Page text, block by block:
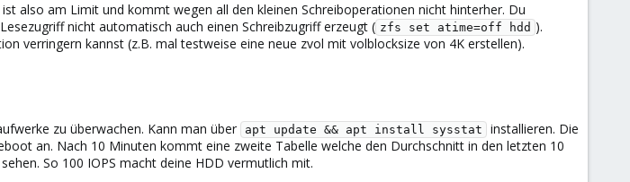
also am Limit und kommt wegen all den kleinen Schreiboperationen nicht hinterher. Du
nicht automatisch auch einen Schreibzugriff erzeugt ( zfs set atime=off hdd ).
verringern kannst (z.B. mal testweise eine neue zvol mit volblocksize von 4K erstellen).
zu überwachen. Kann man über apt update && apt install sysstat
installieren. Die
an. Nach 10 Minuten kommt eine zweite Tabelle welche den Durchschnitt in den letzten 10
So 100 IOPS macht deine HDD vermutlich mit.